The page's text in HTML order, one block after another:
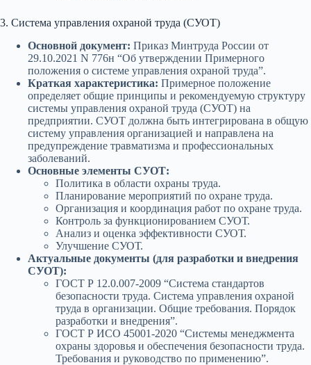
3. Система управления охраной труда (СУОТ)
Основной документ: Приказ Минтруда России от
29.10.2021 N 776н “Об утверждении Примерного
положения о системе управления охраной труда”.
Краткая характеристика: Примерное положение
определяет общие принципы и рекомендуемую структуру
системы управления охраной труда (СУОТ) на
предприятии. СУОТ должна быть интегрирована в общую
систему управления организацией и направлена на
предупреждение травматизма и профессиональных
заболеваний.
Основные элементы СУОТ:
Политика в области охраны труда.
Планирование мероприятий по охране труда.
Организация и координация работ по охране труда.
Контроль за функционированием СУОТ.
Анализ и оценка эффективности СУОТ.
Улучшение СУОТ.
Актуальные документы (для разработки и внедрения
СУОТ):
ГОСТ Р 12.0.007-2009 “Система стандартов
безопасности труда. Система управления охраной
труда в организации. Общие требования. Порядок
разработки и внедрения”.
ГОСТ Р ИСО 45001-2020 “Системы менеджмента
охраны здоровья и обеспечения безопасности труда.
Требования и руководство по применению”.